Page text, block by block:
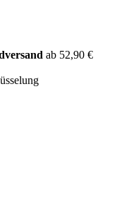
ab 52,90 €